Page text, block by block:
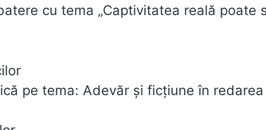
cu tema „Captivitatea reală poate
pe tema: Adevăr și ficțiune în